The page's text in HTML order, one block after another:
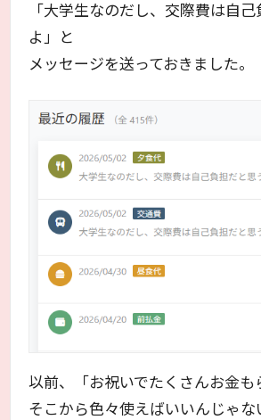
「大学生なのだし、交際費は自
よ」と
メッセージを送っておきました。
以前、「お祝いでたくさんお金も
そこから色々使えばいいんじゃな